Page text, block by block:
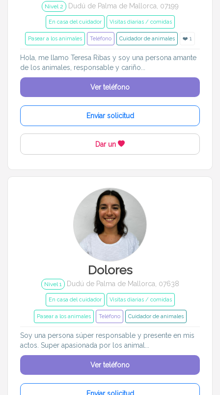
Nivel 2 Dudú de Palma de Mallorca, 07199
En casa del cuidador Visitas diarias / comidas
Pasear a los animales Teléfono Cuidador de animales ❤️ 1
Hola, me llamo Teresa Ribas y soy una persona amante
de los animales, responsable y cariño...
Ver teléfono
Enviar solicitud
Dar un
Dolores
Nivel 1 Dudú de Palma de Mallorca, 07638
En casa del cuidador Visitas diarias / comidas
Pasear a los animales Teléfono Cuidador de animales
Soy una persona súper responsable y presente en mis
actos. Super apasionada por los animal...
Ver teléfono